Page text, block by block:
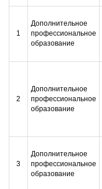
1
Дополнительное
профессиональное
образование
2
Дополнительное
профессиональное
образование
3
Дополнительное
профессиональное
образование